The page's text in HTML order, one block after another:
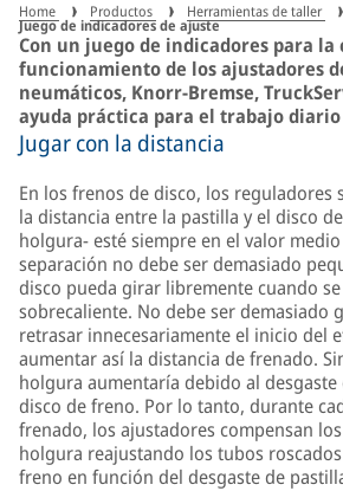
Home Productos Herramientas de taller
Juego de indicadores de ajuste
Con un juego de indicadores para
funcionamiento de los ajustadores
neumáticos, Knorr-Bremse,
ayuda práctica para el trabajo
Jugar con la distancia
En los frenos de disco, los reguladores
la distancia entre la pastilla y el disco
holgura- esté siempre en el valor
separación no debe ser demasiado
disco pueda girar libremente cuando
sobrecaliente. No debe ser demasiado
retrasar innecesariamente el inicio del
aumentar así la distancia de frenado.
holgura aumentaría debido al desgaste
disco de freno. Por lo tanto, durante
frenado, los ajustadores compensan
holgura reajustando los tubos
freno en función del desgaste de